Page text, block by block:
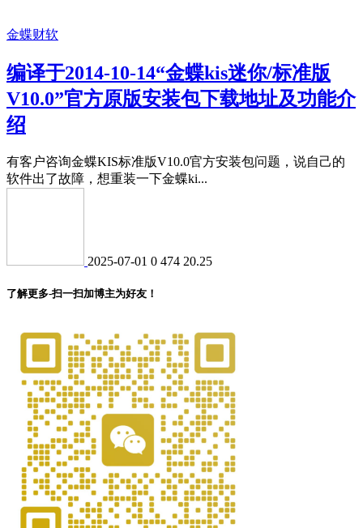
金蝶财软
编译于2014-10-14“金蝶kis迷你/标准版
V10.0”官方原版安装包下载地址及功能介
绍
有客户咨询金蝶KIS标准版V10.0官方安装包问题，说自己的
软件出了故障，想重装一下金蝶ki...
2025-07-01 0 474 20.25
了解更多-扫一扫加博主为好友！